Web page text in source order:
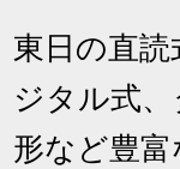
東日の直
ジタル式
形など豊